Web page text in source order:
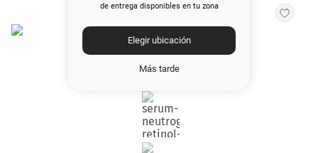
de entrega disponibles en tu zona
Elegir ubicación
Más tarde